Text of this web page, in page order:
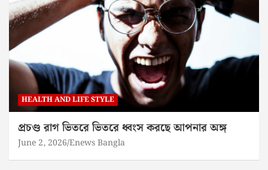
HEALTH AND LIFE STYLE
প্রচণ্ড রাগ ভিতরে ভিতরে ধ্বংস করছে আপনার অঙ্গ
June 2, 2026 Enews Bangla